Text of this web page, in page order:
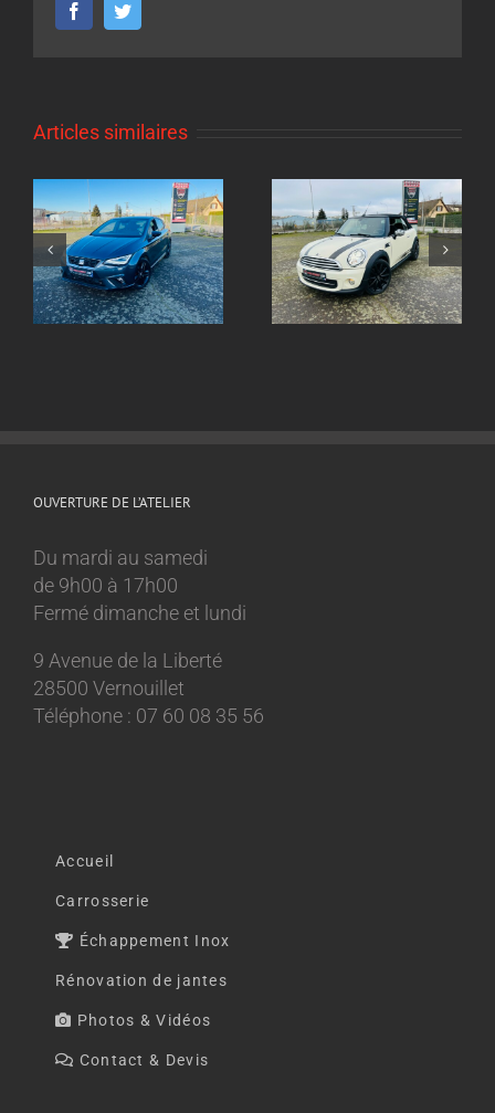
FacebookTwitter
Articles similaires
Echappement inox
sur mesure Mini
Cooper 1.6l
Echappement inox
sur mesure
Volkswagen Golf 8
GTI
OUVERTURE DE L’ATELIER
Du mardi au samedi
de 9h00 à 17h00
Fermé dimanche et lundi
9 Avenue de la Liberté
28500 Vernouillet
Téléphone : 07 60 08 35 56
Accueil
Carrosserie
Échappement Inox
Rénovation de jantes
Photos & Vidéos
Contact & Devis